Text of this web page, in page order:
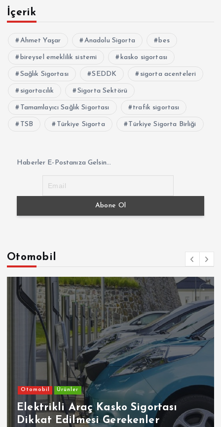
İçerik
Ahmet Yaşar Anadolu Sigorta bes
bireysel emeklilik sistemi kasko sigortası
Sağlık Sigortası SEDDK sigorta acenteleri
sigortacılık Sigorta Sektörü
Tamamlayıcı Sağlık Sigortası trafik sigortası
TSB Türkiye Sigorta Türkiye Sigorta Birliği
Haberler E-Postanıza Gelsin...
Otomobil
Otomobil Ürünler
Elektrikli Araç Kasko Sigortası
Dikkat Edilmesi Gerekenler